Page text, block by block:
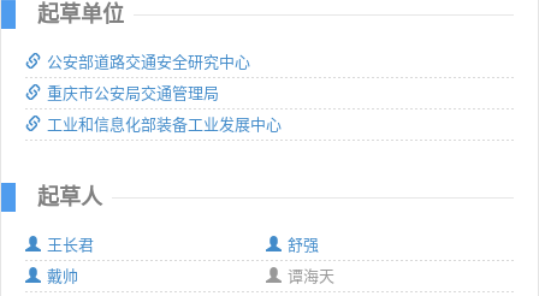
起草单位
公安部道路交通安全研究中心
重庆市公安局交通管理局
工业和信息化部装备工业发展中心
起草人
王长君
舒强
戴帅
谭海天